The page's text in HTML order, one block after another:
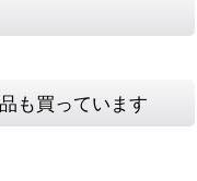
も買っています